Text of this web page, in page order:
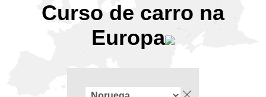
Curso de carro na
Europa